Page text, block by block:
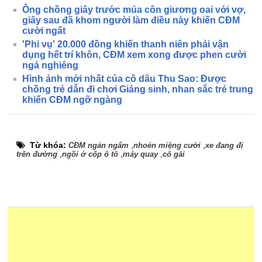
Ông chồng giây trước múa côn giương oai với vợ,
giây sau đã khom người làm điều này khiến CĐM
cười ngất
'Phi vụ' 20.000 đồng khiến thanh niên phải vận
dụng hết trí khôn, CĐM xem xong được phen cười
ngả nghiêng
Hình ảnh mới nhất của cô dâu Thu Sao: Được
chồng trẻ dẫn đi chơi Giáng sinh, nhan sắc trẻ trung
khiến CĐM ngỡ ngàng
Từ khóa:CĐM ngán ngẩm ,nhoẻn miệng cười ,xe đang đi
trên đường ,ngồi ở cốp ô tô ,máy quay,cô gái